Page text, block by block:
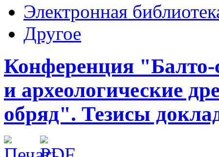
Электронная
Другое
Конференция "Балто-
и археологические
обряд". Тезисы